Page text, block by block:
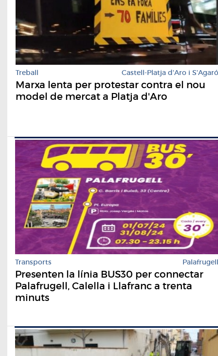
Treball Castell-Platja d'Aro i S'Agaró
Marxa lenta per protestar contra el nou
model de mercat a Platja d'Aro
Transports Palafrugell
Presenten la línia BUS30 per connectar
Palafrugell, Calella i Llafranc a trenta
minuts